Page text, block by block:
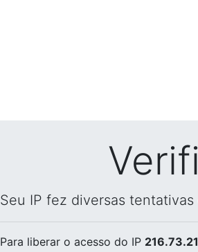
Seu IP fez diversas
Para liberar o acesso do IP